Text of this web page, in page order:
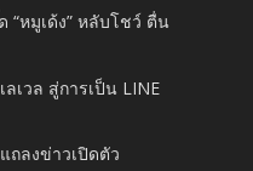
“หมูเด้ง” หลับโชว์ ตื่น
เวล สู่การเป็น LINE
ลงข่าวเปิดตัว